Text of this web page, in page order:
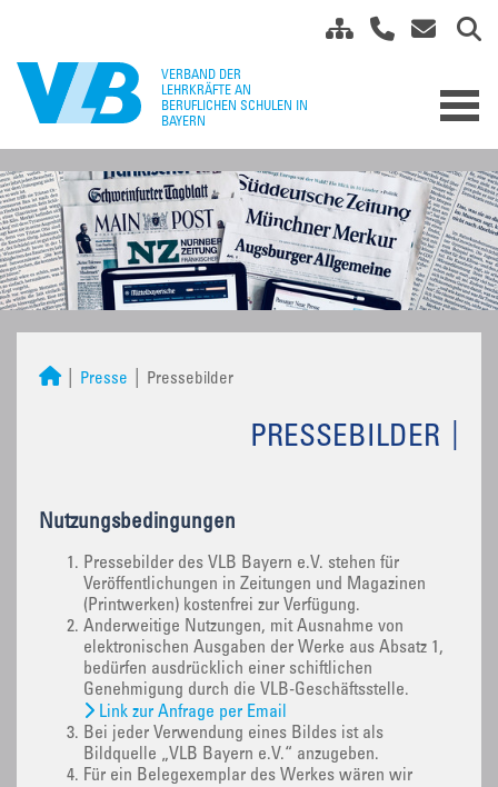
Presse Pressebilder
PRESSEBILDER
Nutzungsbedingungen
Pressebilder des VLB Bayern e.V. stehen für
Veröffentlichungen in Zeitungen und Magazinen
(Printwerken) kostenfrei zur Verfügung.
Anderweitige Nutzungen, mit Ausnahme von
elektronischen Ausgaben der Werke aus Absatz 1,
bedürfen ausdrücklich einer schiftlichen
Genehmigung durch die VLB-Geschäftsstelle.
Link zur Anfrage per Email
Bei jeder Verwendung eines Bildes ist als
Bildquelle „VLB Bayern e.V.“ anzugeben.
Für ein Belegexemplar des Werkes wären wir